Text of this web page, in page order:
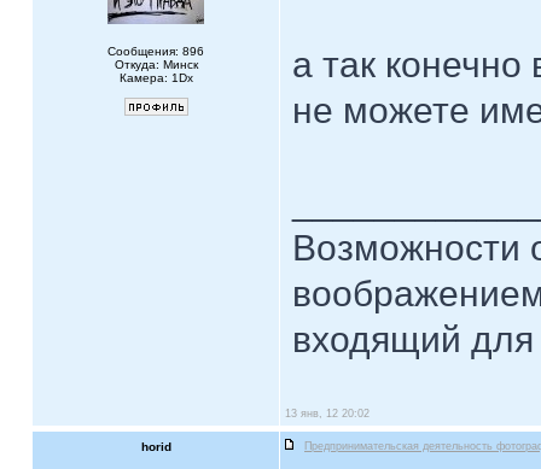
Сообщения: 896
Откуда: Минск
Камера: 1Dx
а так конечно
не можете
Возможности
входящий
13 янв, 12 20:02
horid Предпринимательская деятельность